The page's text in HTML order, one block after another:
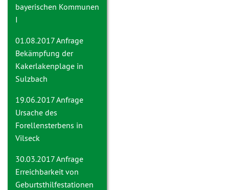
bayerischen Kommunen
I
01.08.2017 Anfrage
Bekämpfung der
Kakerlakenplage in
Sulzbach
19.06.2017 Anfrage
Ursache des
Forellensterbens in
Vilseck
30.03.2017 Anfrage
Erreichbarkeit von
Geburtsthilfestationen